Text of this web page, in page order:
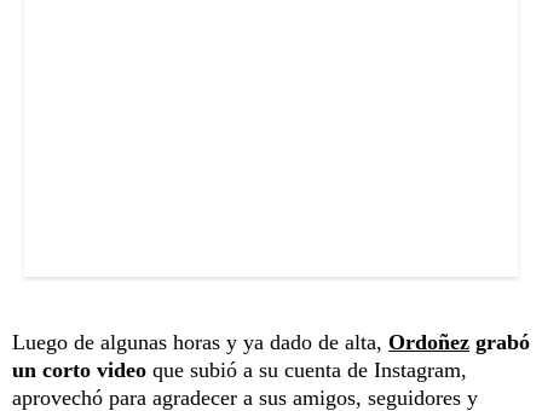
Luego de algunas horas y ya dado de alta, Ordoñez grabó
un corto video que subió a su cuenta de Instagram,
aprovechó para agradecer a sus amigos, seguidores y